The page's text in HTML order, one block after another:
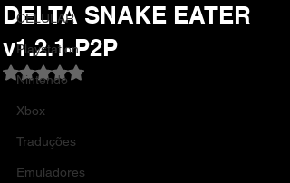
CELULAR
Playstation
Nintendo
Xbox
Traduções
Emuladores
DELTA SNAKE EATER
v1.2.1-P2P
Avaliado com NaN de 5 estrelas.